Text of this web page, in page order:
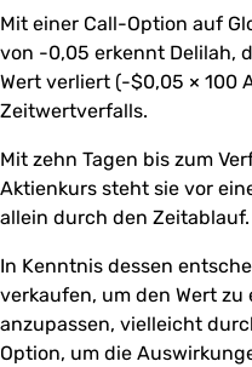
Mit einer Call-Option auf
von -0,05 erkennt Delilah,
Wert verliert (-$0,05 × 100
Zeitwertverfalls.
Mit zehn Tagen bis zum
Aktienkurs steht sie vor
allein durch den Zeitablauf.
In Kenntnis dessen
verkaufen, um den Wert
anzupassen, vielleicht
Option, um die